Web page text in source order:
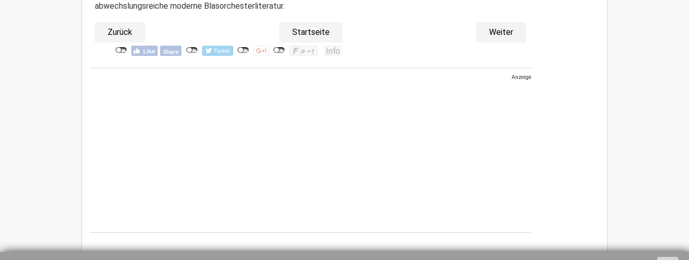
abwechslungsreiche moderne Blasorchesterliteratur.
Zurück Startseite Weiter
Anzeige